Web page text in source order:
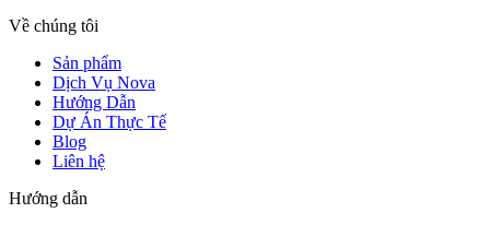
Về chúng tôi
Sản phẩm
Dịch Vụ Nova
Hướng Dẫn
Dự Án Thực Tế
Blog
Liên hệ
Hướng dẫn